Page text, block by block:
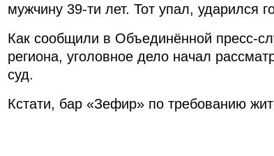
мужчину 39-ти лет. Тот упал, ударился
Как сообщили в Объединённой пресс-
региона, уголовное дело начал
суд.
Кстати, бар «Зефир» по требованию